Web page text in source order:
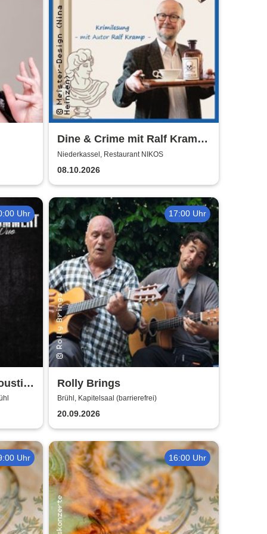
Dine & Crime mit Ralf Kramp |
Unterhaltsame Krimi-Lesung
Niederkassel, Restaurant NIKOS
08.10.2026
Uhr 17:00 Uhr
Rolly Brings
Brühl, Kapitelsaal (barrierefrei)
20.09.2026
Uhr 16:00 Uhr